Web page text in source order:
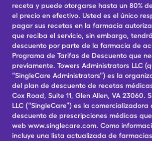
receta y puede otorgarse hasta un 80%
el precio en efectivo. Usted es el único
pagar sus recetas en la farmacia
que reciba el servicio, sin embargo,
descuento por parte de la farmacia de
Programa de Tarifas de Descuento que
previamente. Towers Administrators LLC
“SingleCare Administrators”) es la
del plan de descuento de recetas
Cox Road, Suite 11, Glen Allen, VA 23060.
LLC (“SingleCare”) es la
descuento de prescripciones médicas
web www.singlecare.com. Como
incluye una lista actualizada de